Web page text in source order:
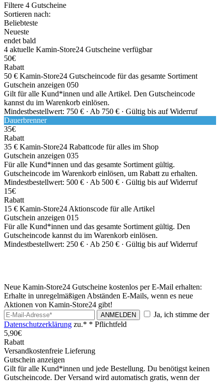
Filtere 4 Gutscheine
Sortieren nach:
Beliebteste
Neueste
endet bald
4 aktuelle Kamin-Store24 Gutscheine verfügbar
50€
Rabatt
50 € Kamin-Store24 Gutscheincode für das gesamte Sortiment
Gutschein anzeigen 050
Gilt für alle Kund*innen und alle Artikel. Den Gutscheincode
kannst du im Warenkorb einlösen.
Mindestbestellwert: 750 € · Ab 750 € · Gültig bis auf Widerruf
Dauerbrenner
35€
Rabatt
35 € Kamin-Store24 Rabattcode für alles im Shop
Gutschein anzeigen 035
Für alle Kund*innen und das gesamte Sortiment gültig.
Gutscheincode im Warenkorb einlösen, um Rabatt zu erhalten.
Mindestbestellwert: 500 € · Ab 500 € · Gültig bis auf Widerruf
15€
Rabatt
15 € Kamin-Store24 Aktionscode für alle Artikel
Gutschein anzeigen 015
Für alle Kund*innen und das gesamte Sortiment gültig. Den
Gutscheincode kannst du im Warenkorb einlösen.
Mindestbestellwert: 250 € · Ab 250 € · Gültig bis auf Widerruf
Neue Kamin-Store24 Gutscheine kostenlos per E-Mail erhalten:
Erhalte in unregelmäßigen Abständen E-Mails, wenn es neue
Aktionen von Kamin-Store24 gibt!
ANMELDEN
Ja, ich stimme der
Datenschutzerklärung zu.* * Pflichtfeld
5,90€
Rabatt
Versandkostenfreie Lieferung
Gutschein anzeigen
Gilt für alle Kund*innen und jede Bestellung. Du benötigst keinen
Gutscheincode. Der Versand wird automatisch gratis, wenn der